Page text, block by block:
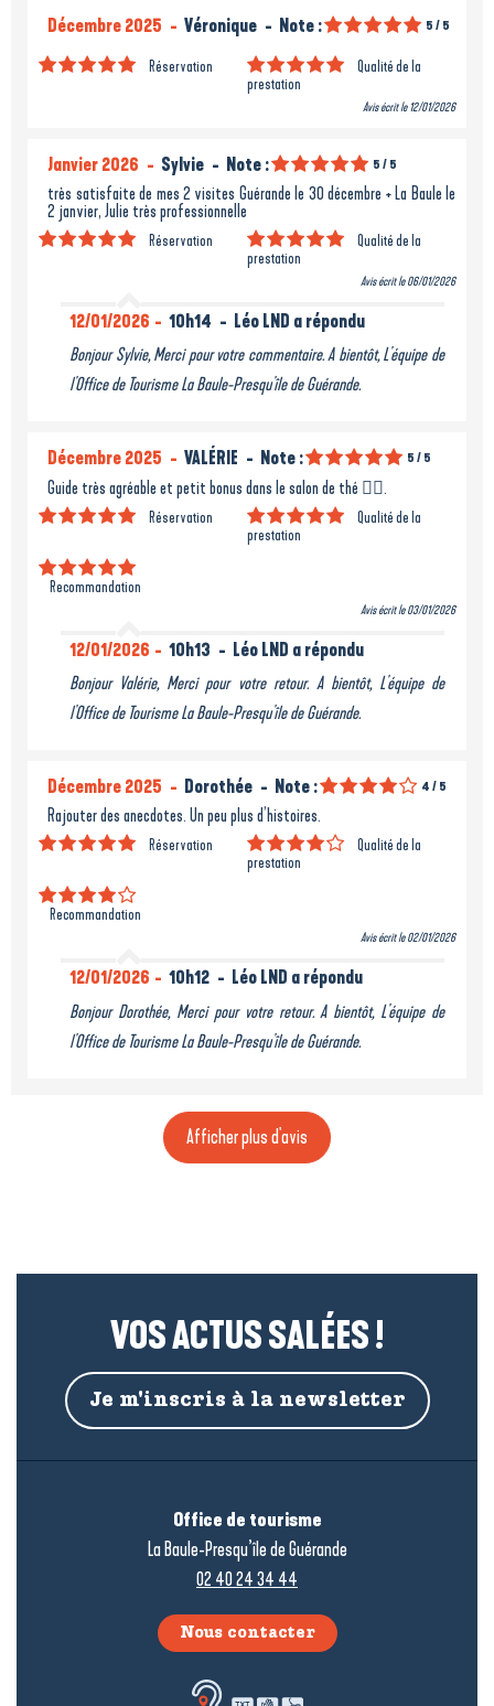
Décembre 2025 Véronique Note : 5 / 5
Réservation
Qualité de la
prestation
Avis écrit le 12/01/2026
Janvier 2026 Sylvie Note : 5 / 5
très satisfaite de mes 2 visites Guérande le 30 décembre + La Baule le
2 janvier, Julie très professionnelle
Réservation
Qualité de la
prestation
Avis écrit le 06/01/2026
12/01/2026 10h14
Léo LND a répondu
Bonjour Sylvie, Merci pour votre commentaire. A bientôt, L'équipe de
l'Office de Tourisme La Baule-Presqu'île de Guérande.
Décembre 2025 VALÉRIE Note : 5 / 5
Guide très agréable et petit bonus dans le salon de thé 👍🏾.
Réservation
Qualité de la
prestation
Recommandation
Avis écrit le 03/01/2026
12/01/2026 10h13
Léo LND a répondu
Bonjour Valérie, Merci pour votre retour. A bientôt, L'équipe de
l'Office de Tourisme La Baule-Presqu'île de Guérande.
Décembre 2025 Dorothée Note : 4 / 5
Rajouter des anecdotes. Un peu plus d’histoires.
Réservation
Qualité de la
prestation
Recommandation
Avis écrit le 02/01/2026
12/01/2026 10h12
Léo LND a répondu
Bonjour Dorothée, Merci pour votre retour. A bientôt, L'équipe de
l'Office de Tourisme La Baule-Presqu'île de Guérande.
Afficher plus d'avis
VOS ACTUS SALÉES !
Je m'inscris à la newsletter
Office de tourisme
La Baule-Presqu’île de Guérande
02 40 24 34 44
Nous contacter